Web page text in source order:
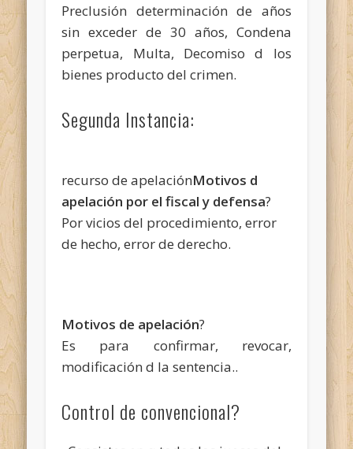
Preclusión determinación de años
sin exceder de 30 años, Condena
perpetua, Multa, Decomiso d los
bienes producto del crimen.
Segunda Instancia:
recurso de apelaciónMotivos d
apelación por el fiscal y defensa?
Por vicios del procedimiento, error
de hecho, error de derecho.
Motivos de apelación?
Es para confirmar, revocar,
modificación d la sentencia..
Control de convencional?